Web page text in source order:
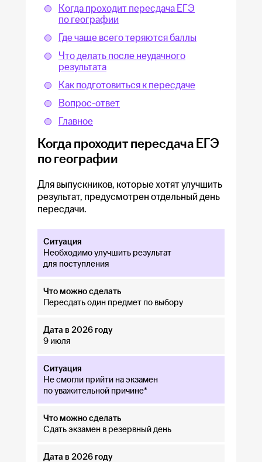
Когда проходит пересдача ЕГЭ
по географии
Где чаще всего теряются баллы
Что делать после неудачного
результата
Как подготовиться к пересдаче
Вопрос-ответ
Главное
Когда проходит пересдача ЕГЭ
по географии
Для выпускников, которые хотят улучшить
результат, предусмотрен отдельный день
пересдачи.
Необходимо улучшить результат
для поступления
Пересдать один предмет по выбору
9 июля
Не смогли прийти на экзамен
по уважительной причине*
Сдать экзамен в резервный день